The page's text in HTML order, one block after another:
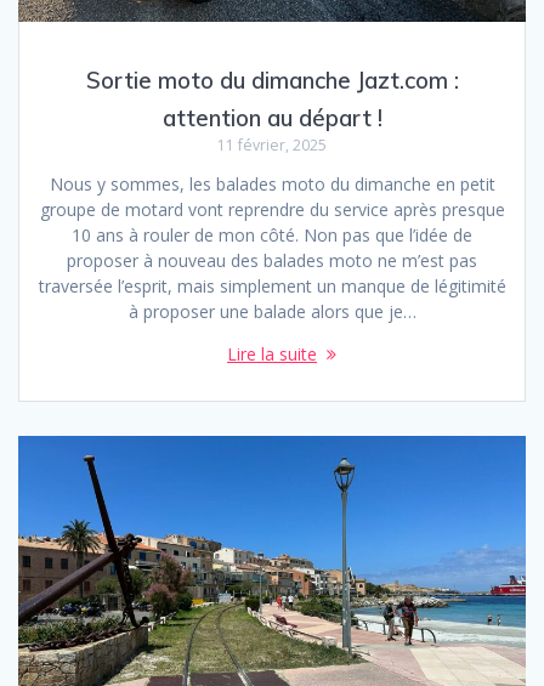
Sortie moto du dimanche Jazt.com :
attention au départ !
11 février, 2025
Nous y sommes, les balades moto du dimanche en petit
groupe de motard vont reprendre du service après presque
10 ans à rouler de mon côté. Non pas que l’idée de
proposer à nouveau des balades moto ne m’est pas
traversée l’esprit, mais simplement un manque de légitimité
à proposer une balade alors que je…
Lire la suite